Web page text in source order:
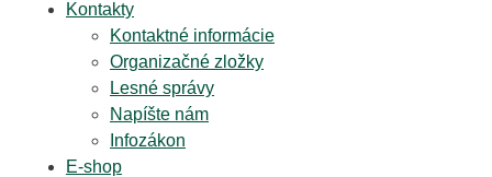
Kontakty
Kontaktné informácie
Organizačné zložky
Lesné správy
Napíšte nám
Infozákon
E-shop